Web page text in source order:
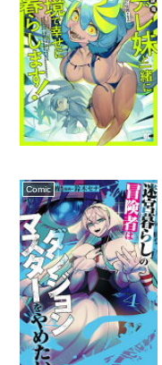
Comic